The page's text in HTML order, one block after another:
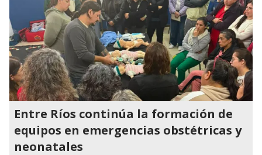
Entre Ríos continúa la formación de
equipos en emergencias obstétricas y
neonatales